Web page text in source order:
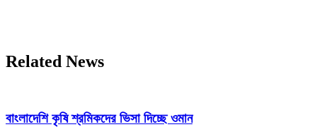
Related News
বাংলাদেশি কৃষি শ্রমিকদের ভিসা দিচ্ছে ওমান